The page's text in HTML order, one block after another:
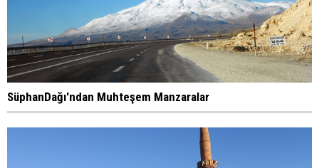
SüphanDağı'ndan Muhteşem Manzaralar